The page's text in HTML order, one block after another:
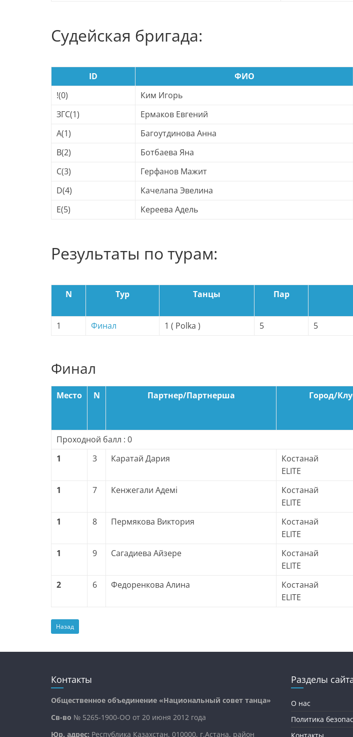
Судейская бригада:
ID ФИО
!(0)
Ким Игорь
ЗГС(1)
Ермаков Евгений
A(1)
Багоутдинова Анна
B(2)
Ботбаева Яна
C(3)
Герфанов Мажит
D(4)
Качелапа Эвелина
E(5)
Кереева Адель
Результаты по турам:
N Тур Танцы Пар
1 Финал 1 ( Polka ) 5 5
Финал
Проходной балл : 0
Место N Партнер/Партнерша Город/
1 3 Каратай Дария
Костанай
ELITE
1 7 Кенжегали Адемі
Костанай
ELITE
1 8 Пермякова Виктория
Костанай
ELITE
1 9 Сагадиева Айзере
Костанай
ELITE
2 6 Федоренкова Алина
Костанай
ELITE
Назад
Контакты
Общественное объединение «Национальный совет танца»
Св-во № 5265-1900-ОО от 20 июня 2012 года
Юр. адрес: Республика Казахстан, 010000, г.Астана, район
Разделы
О нас
Политика